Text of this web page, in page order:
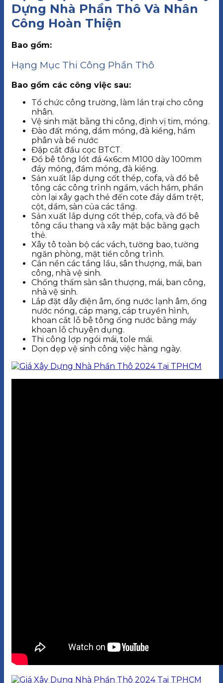
Dựng Nhà Phần Thô Và Nhân
Công Hoàn Thiện
Bao gồm:
Hạng Mục Thi Công Phần Thô
Bao gồm các công việc sau:
Tổ chức công trường, làm lán trại cho công
nhân.
Vệ sinh mặt bằng thi công, định vị tim, móng.
Đào đất móng, dầm móng, đà kiềng, hầm
phân và bể nước
Đập cắt đầu cọc BTCT.
Đổ bê tông lót đá 4x6cm M100 dày 100mm
đáy móng, đầm móng, đà kiềng.
Sản xuất lắp dựng cốt thép, cofa, và đổ bê
tông các công trình ngầm, vách hầm, phần
còn lại xây gạch thẻ đến cote đáy dầm trệt,
cột, dầm, sàn của các tầng.
Sản xuất lắp dựng cốt thép, cofa, và đổ bê
tông cầu thang và xây mặt bậc bằng gạch
thẻ.
Xây tô toàn bộ các vách, tường bao, tường
ngăn phòng, mặt tiền công trình.
Cán nền các tầng lầu, sân thượng, mái, ban
công, nhà vệ sinh.
Chống thấm sàn sân thượng, mái, ban công,
nhà vệ sinh.
Lắp đặt dây điện âm, ống nước lạnh âm, ống
nước nóng, cáp mạng, cáp truyền hình,
khoan cắt lỗ bê tông ống nước bằng máy
khoan lỗ chuyên dụng.
Thi công lợp ngói mái, tole mái.
Dọn dẹp vệ sinh công việc hàng ngày.